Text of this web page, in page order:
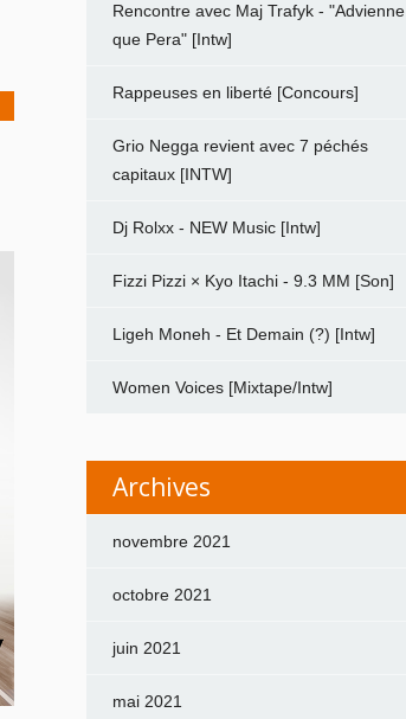
Rencontre avec Maj Trafyk - "Advienne
que Pera" [Intw]
Rappeuses en liberté [Concours]
Grio Negga revient avec 7 péchés
capitaux [INTW]
Dj Rolxx - NEW Music [Intw]
Fizzi Pizzi × Kyo Itachi - 9.3 MM [Son]
Ligeh Moneh - Et Demain (?) [Intw]
Women Voices [Mixtape/Intw]
Archives
novembre 2021
octobre 2021
juin 2021
mai 2021